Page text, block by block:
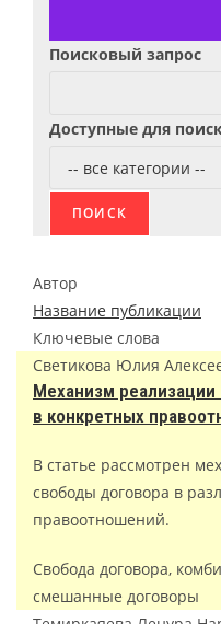
Поисковый запрос
Доступные для
Автор
Название публикации
Ключевые слова
Светикова Юлия
Механизм
в конкретных
В статье рассмотрен
свободы договора в
правоотношений.
Свобода договора,
смешанные договоры